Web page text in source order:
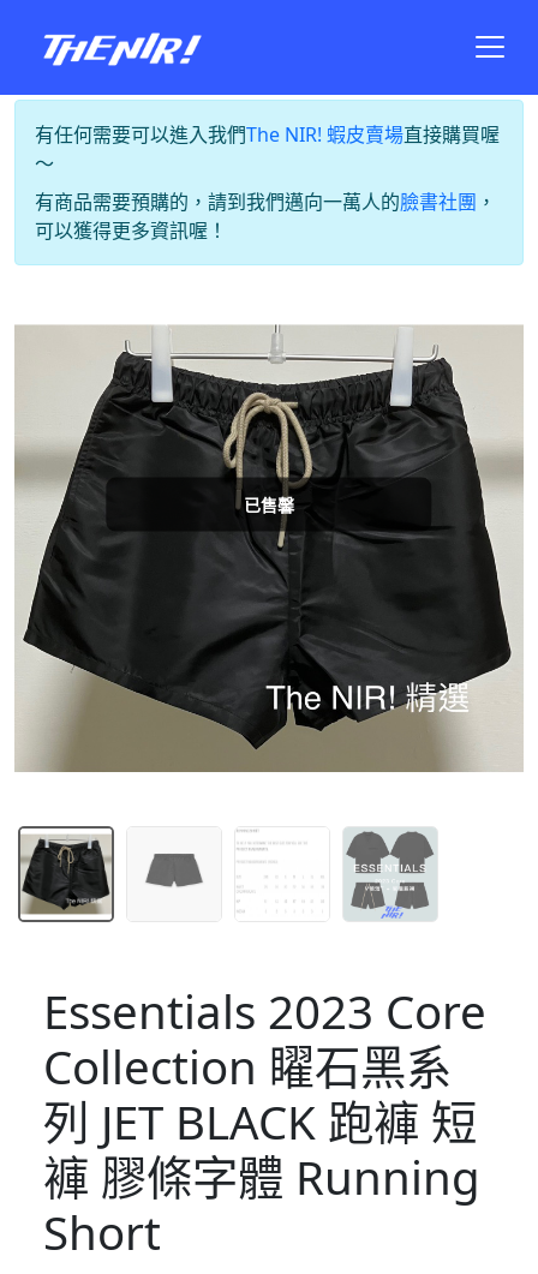
有任何需要可以進入我們The NIR! 蝦皮賣場直接購買喔
～
有商品需要預購的，請到我們邁向一萬人的臉書社團 ，
可以獲得更多資訊喔！
已售馨
Essentials 2023 Core
Collection 矅石黑系
列 JET BLACK 跑褲 短
褲 膠條字體 Running
Short